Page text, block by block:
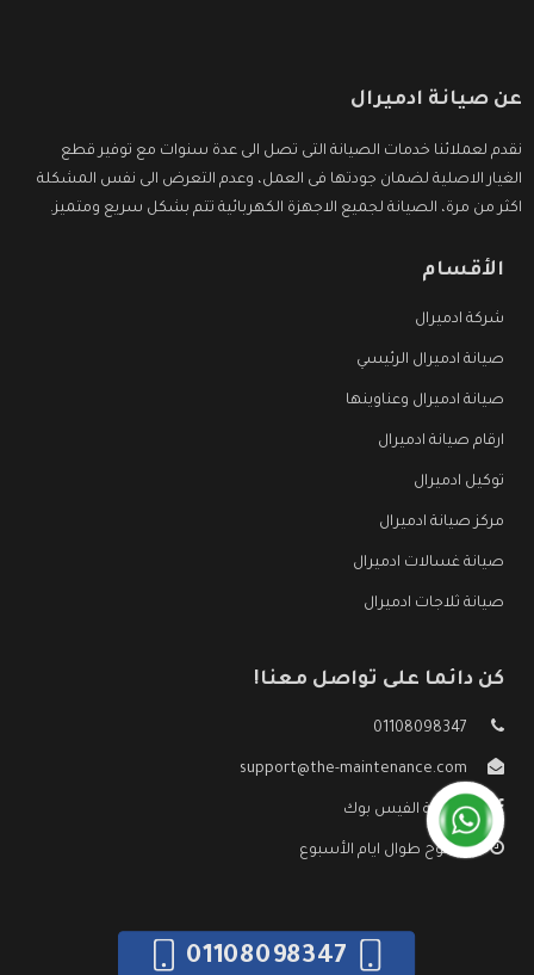
عن صيانة ادميرال
نقدم لعملائنا خدمات الصيانة التى تصل الى عدة سنوات مع توفير قطع
الغيار الاصلية لضمان جودتها فى العمل، وعدم التعرض الى نفس المشكلة
اكثر من مرة، الصيانة لجميع الاجهزة الكهربائية تتم بشكل سريع ومتميز.
الأقسام
شركة ادميرال
صيانة ادميرال الرئيسي
صيانة ادميرال وعناوينها
ارقام صيانة ادميرال
توكيل ادميرال
مركز صيانة ادميرال
صيانة غسالات ادميرال
صيانة ثلاجات ادميرال
كن دائما على تواصل معنا!
01108098347
support@the-maintenance.com
صفحة الفيس بوك
مفتوح طوال ايام الأسبوع
01108098347